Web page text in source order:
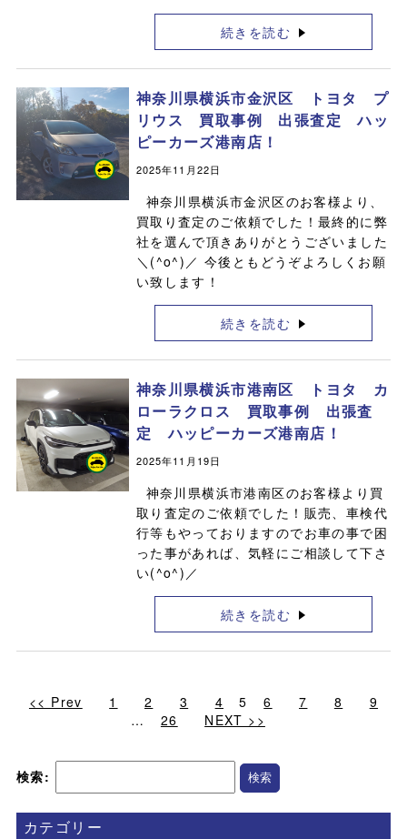
続きを読む
神奈川県横浜市金沢区 トヨタ プ
リウス 買取事例 出張査定 ハッ
ピーカーズ港南店！
2025年11月22日
神奈川県横浜市金沢区のお客様より、
買取り査定のご依頼でした！最終的に弊
社を選んで頂きありがとうございました
＼(^o^)／ 今後ともどうぞよろしくお願
い致します！
続きを読む
神奈川県横浜市港南区 トヨタ カ
ローラクロス 買取事例 出張査
定 ハッピーカーズ港南店！
2025年11月19日
神奈川県横浜市港南区のお客様より買
取り査定のご依頼でした！販売、車検代
行等もやっておりますのでお車の事で困
った事があれば、気軽にご相談して下さ
い(^o^)／
続きを読む
<< Prev 1 2 3 4 5 6 7 8
9
…
26 NEXT >>
検索:
カテゴリー